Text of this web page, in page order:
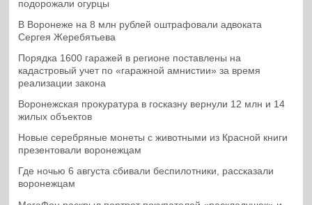
подорожали огурцы
В Воронеже на 8 млн рублей оштрафовали адвоката
Сергея Жеребятьева
Порядка 1600 гаражей в регионе поставлены на
кадастровый учет по «гаражной амнистии» за время
реализации закона
Воронежская прокуратура в госказну вернули 12 млн и 14
жилых объектов
Новые серебряные монеты с животными из Красной книги
презентовали воронежцам
Где ночью 6 августа сбивали беспилотники, рассказали
воронежцам